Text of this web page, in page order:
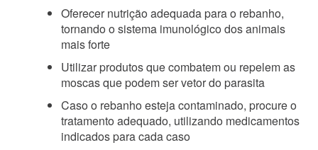
Oferecer nutrição adequada para o rebanho,
tornando o sistema imunológico dos animais
mais forte
Utilizar produtos que combatem ou repelem as
moscas que podem ser vetor do parasita
Caso o rebanho esteja contaminado, procure o
tratamento adequado, utilizando medicamentos
indicados para cada caso